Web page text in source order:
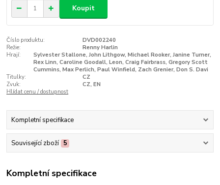
Koupit
Číslo produktu:
DVD002240
Režie:
Renny Harlin
Hrají:
Sylvester Stallone, John Lithgow, Michael Rooker, Janine Turner,
Rex Linn, Caroline Goodall, Leon, Craig Fairbrass, Gregory Scott
Cummins, Max Perlich, Paul Winfield, Zach Grenier, Don S. Davi
Titulky:
CZ
Zvuk:
CZ, EN
Hlídat cenu / dostupnost
Kompletní specifikace
Související zboží 5
Kompletní specifikace